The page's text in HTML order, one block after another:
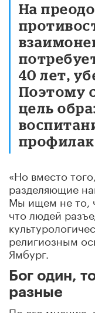
На
40 лет,
Поэтому
цель
«Но вместо
разделяющие
Мы ищем не то,
что людей
религиозным
Ямбург.
Бог один,
разные